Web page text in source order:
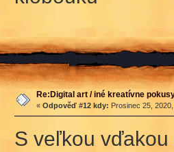
Re:Digital art / iné kreatívne
« Odpověď #12 kdy: Prosinec 25,
S veľkou